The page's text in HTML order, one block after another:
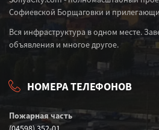
Софиевской Борщаговки и
Вся инфраструктура в одном месте.
объявления и многое другое.
НОМЕРА ТЕЛЕФОНОВ
Пожарная часть